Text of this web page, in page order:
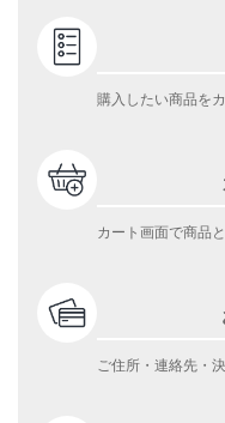
購入したい商品を
カート画面で商品
ご住所・連絡先・